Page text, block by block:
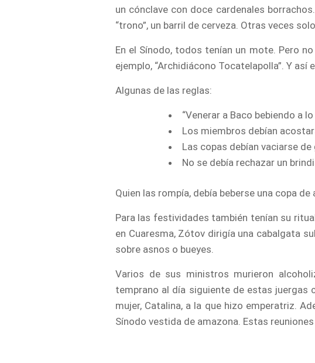
un cónclave con doce cardenales
“trono”, un barril de cerveza. Otras veces
En el Sínodo, todos tenían un mote. Pero
ejemplo, “Archidiácono Tocatelapolla”. Y
Algunas de las reglas:
“Venerar a Baco bebiendo a
Los miembros debían
Las copas debían vaciarse de
No se debía rechazar un
Quien las rompía, debía beberse una copa
Para las festividades también tenían su
en Cuaresma, Zótov dirigía una cabalgata
sobre asnos o bueyes.
Varios de sus ministros murieron
temprano al día siguiente de estas juergas
mujer, Catalina, a la que hizo emperatriz.
Sínodo vestida de amazona. Estas